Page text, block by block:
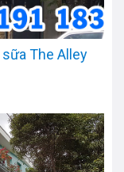
The Alley